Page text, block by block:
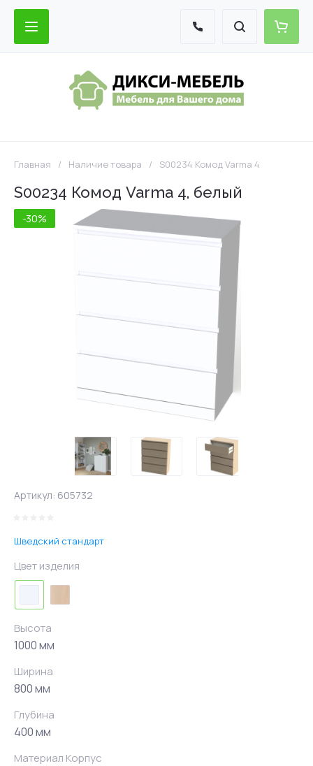
Главная / Наличие товара / S00234 Комод Varma 4
S00234 Комод Varma 4, белый
-30%
Артикул: 605732
Шведский стандарт
Цвет изделия
Высота
1000 мм
Ширина
800 мм
Глубина
400 мм
Материал Корпус